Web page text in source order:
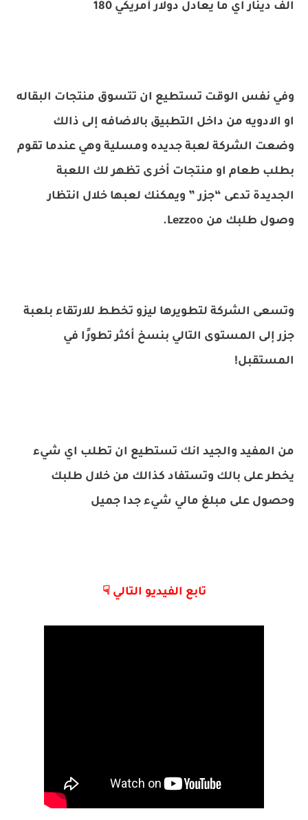
الف دينار اي ما يعادل 180‪ دولار أمريكي
وفي نفس الوقت تستطيع ان تتسوق منتجات البقاله
او الادويه من داخل التطبيق بالاضافه إلى ذالك
وضعت الشركة لعبة جديده ومسلية وهي عندما تقوم
بطلب طعام او منتجات أخرى تظهر لك اللعبة
الجديدة تدعى “جزر ” ويمكنك لعبها خلال انتظار
وصول طلبك من Lezzoo.
وتسعى الشركة لتطويرها ليزو تخطط للارتقاء بلعبة
جزر إلى المستوى التالي بنسخ أكثر تطورًا في
المستقبل!
من المفيد والجيد انك تستطيع ان تطلب اي شيء
يخطر على بالك وتستفاد كذالك من خلال طلبك
وحصول على مبلغ مالي شيء جدا جميل
تابع الفيديو التالي ☟